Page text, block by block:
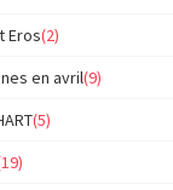
Eros(2)
en avril(9)
(5)